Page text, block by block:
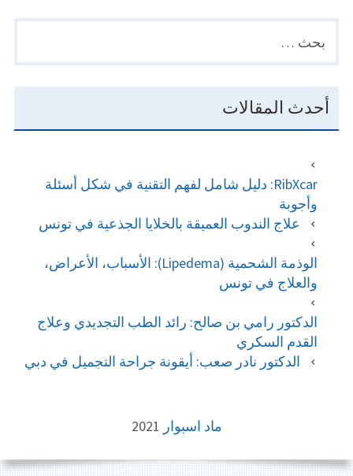
SIDEBAR
البحث
عن:
أحدث المقالات
RibXcar: دليل شامل لفهم التقنية في شكل أسئلة
وأجوبة
علاج الندوب العميقة بالخلايا الجذعية في تونس
الوذمة الشحمية (Lipedema): الأسباب، الأعراض،
والعلاج في تونس
الدكتور رامي بن صالح: رائد الطب التجديدي وعلاج
القدم السكري
الدكتور نادر صعب: أيقونة جراحة التجميل في دبي
CONTENT
ماد اسبوار 2021